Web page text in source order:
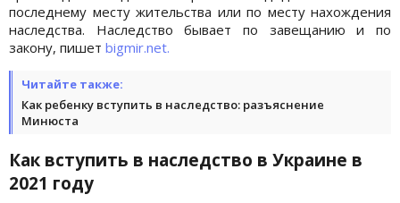
последнему месту жительства или по месту нахождения
наследства. Наследство бывает по завещанию и по
закону, пишет bigmir.net.
Читайте также:
Как ребенку вступить в наследство: разъяснение
Минюста
Как вступить в наследство в Украине в
2021 году